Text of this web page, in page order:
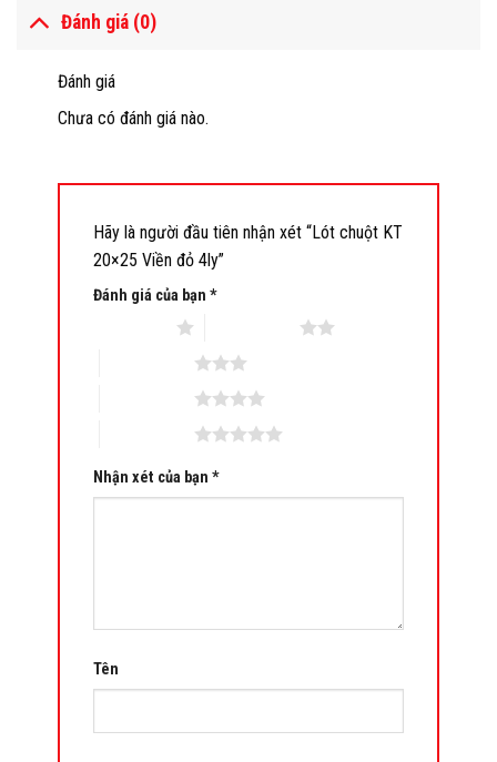
Đánh giá (0)
Đánh giá
Chưa có đánh giá nào.
Hãy là người đầu tiên nhận xét “Lót chuột KT
20×25 Viền đỏ 4ly”
Đánh giá của bạn *
Nhận xét của bạn *
Tên